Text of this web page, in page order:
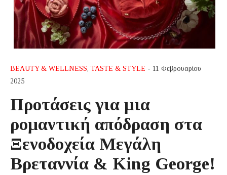
BEAUTY & WELLNESS, TASTE & STYLE - 11 Φεβρουαρίου
2025
Προτάσεις για μια
ρομαντική απόδραση στα
Ξενοδοχεία Μεγάλη
Βρεταννία & King George!